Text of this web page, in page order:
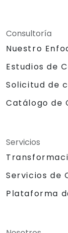
Consultoría
Nuestro
Estudios de
Solicitud de
Catálogo de
Servicios
Servicios de
Plataforma